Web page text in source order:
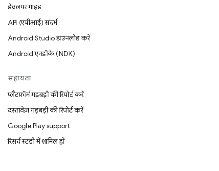
डेवलपर गाइड
API (एपीआई) संदर्भ
Android Studio डाउनलोड करें
Android एनडीके (NDK)
सहायता
प्लैटफ़ॉर्म गड़बड़ी की रिपोर्ट करें
दस्तावेज़ गड़बड़ी की रिपोर्ट करें
Google Play support
रिसर्च स्टडी में शामिल हों